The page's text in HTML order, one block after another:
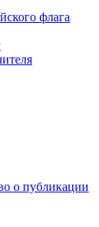
флага
о публикации